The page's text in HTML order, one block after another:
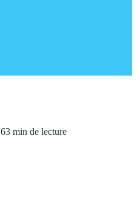
3 min de lecture